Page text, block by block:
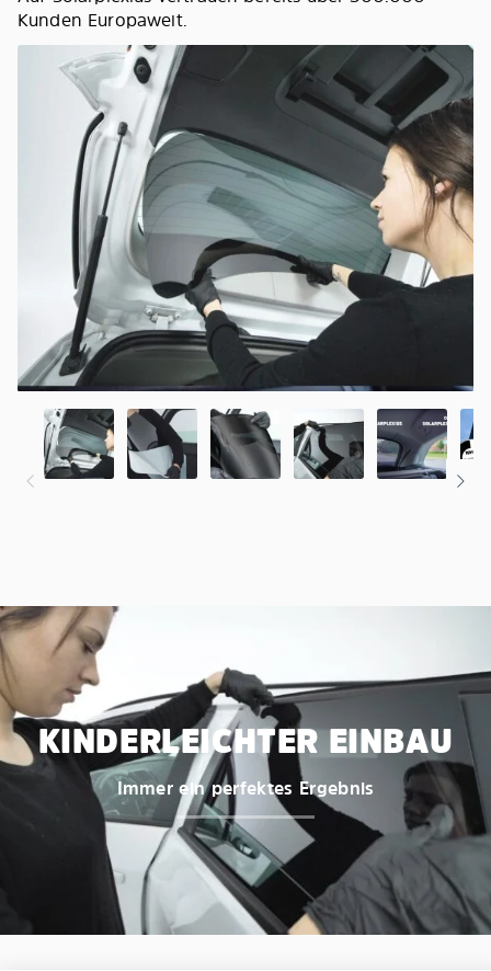
Kunden Europaweit.
KINDERLEICHTER EINBAU
Immer ein perfektes Ergebnis